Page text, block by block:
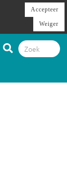
Accepteer
Weiger